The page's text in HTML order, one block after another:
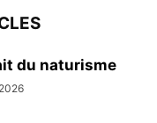
du naturisme